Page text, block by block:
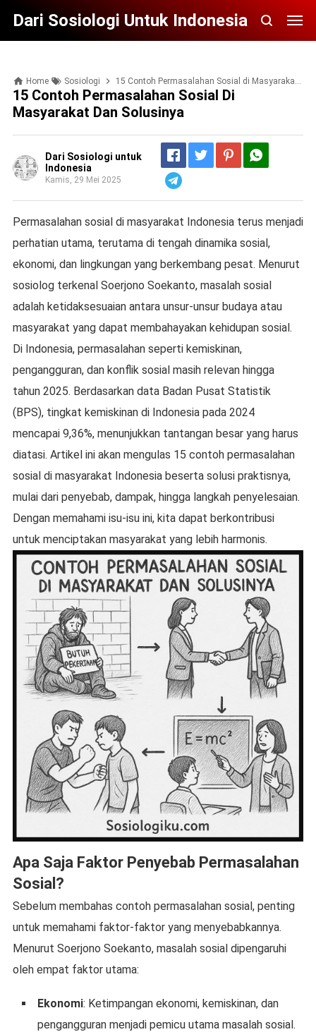
Dari Sosiologi Untuk Indonesia
Home Sosiologi 15 Contoh Permasalahan Sosial di Masyarakat dan Solusinya
15 Contoh Permasalahan Sosial Di
Masyarakat Dan Solusinya
Dari Sosiologi untuk
Indonesia
Kamis, 29 Mei 2025
Permasalahan sosial di masyarakat Indonesia terus menjadi
perhatian utama, terutama di tengah dinamika sosial,
ekonomi, dan lingkungan yang berkembang pesat. Menurut
sosiolog terkenal Soerjono Soekanto, masalah sosial
adalah ketidaksesuaian antara unsur-unsur budaya atau
masyarakat yang dapat membahayakan kehidupan sosial.
Di Indonesia, permasalahan seperti kemiskinan,
pengangguran, dan konflik sosial masih relevan hingga
tahun 2025. Berdasarkan data Badan Pusat Statistik
(BPS), tingkat kemiskinan di Indonesia pada 2024
mencapai 9,36%, menunjukkan tantangan besar yang harus
diatasi. Artikel ini akan mengulas 15 contoh permasalahan
sosial di masyarakat Indonesia beserta solusi praktisnya,
mulai dari penyebab, dampak, hingga langkah penyelesaian.
Dengan memahami isu-isu ini, kita dapat berkontribusi
untuk menciptakan masyarakat yang lebih harmonis.
Apa Saja Faktor Penyebab Permasalahan
Sosial?
Sebelum membahas contoh permasalahan sosial, penting
untuk memahami faktor-faktor yang menyebabkannya.
Menurut Soerjono Soekanto, masalah sosial dipengaruhi
oleh empat faktor utama:
Ekonomi: Ketimpangan ekonomi, kemiskinan, dan
pengangguran menjadi pemicu utama masalah sosial.